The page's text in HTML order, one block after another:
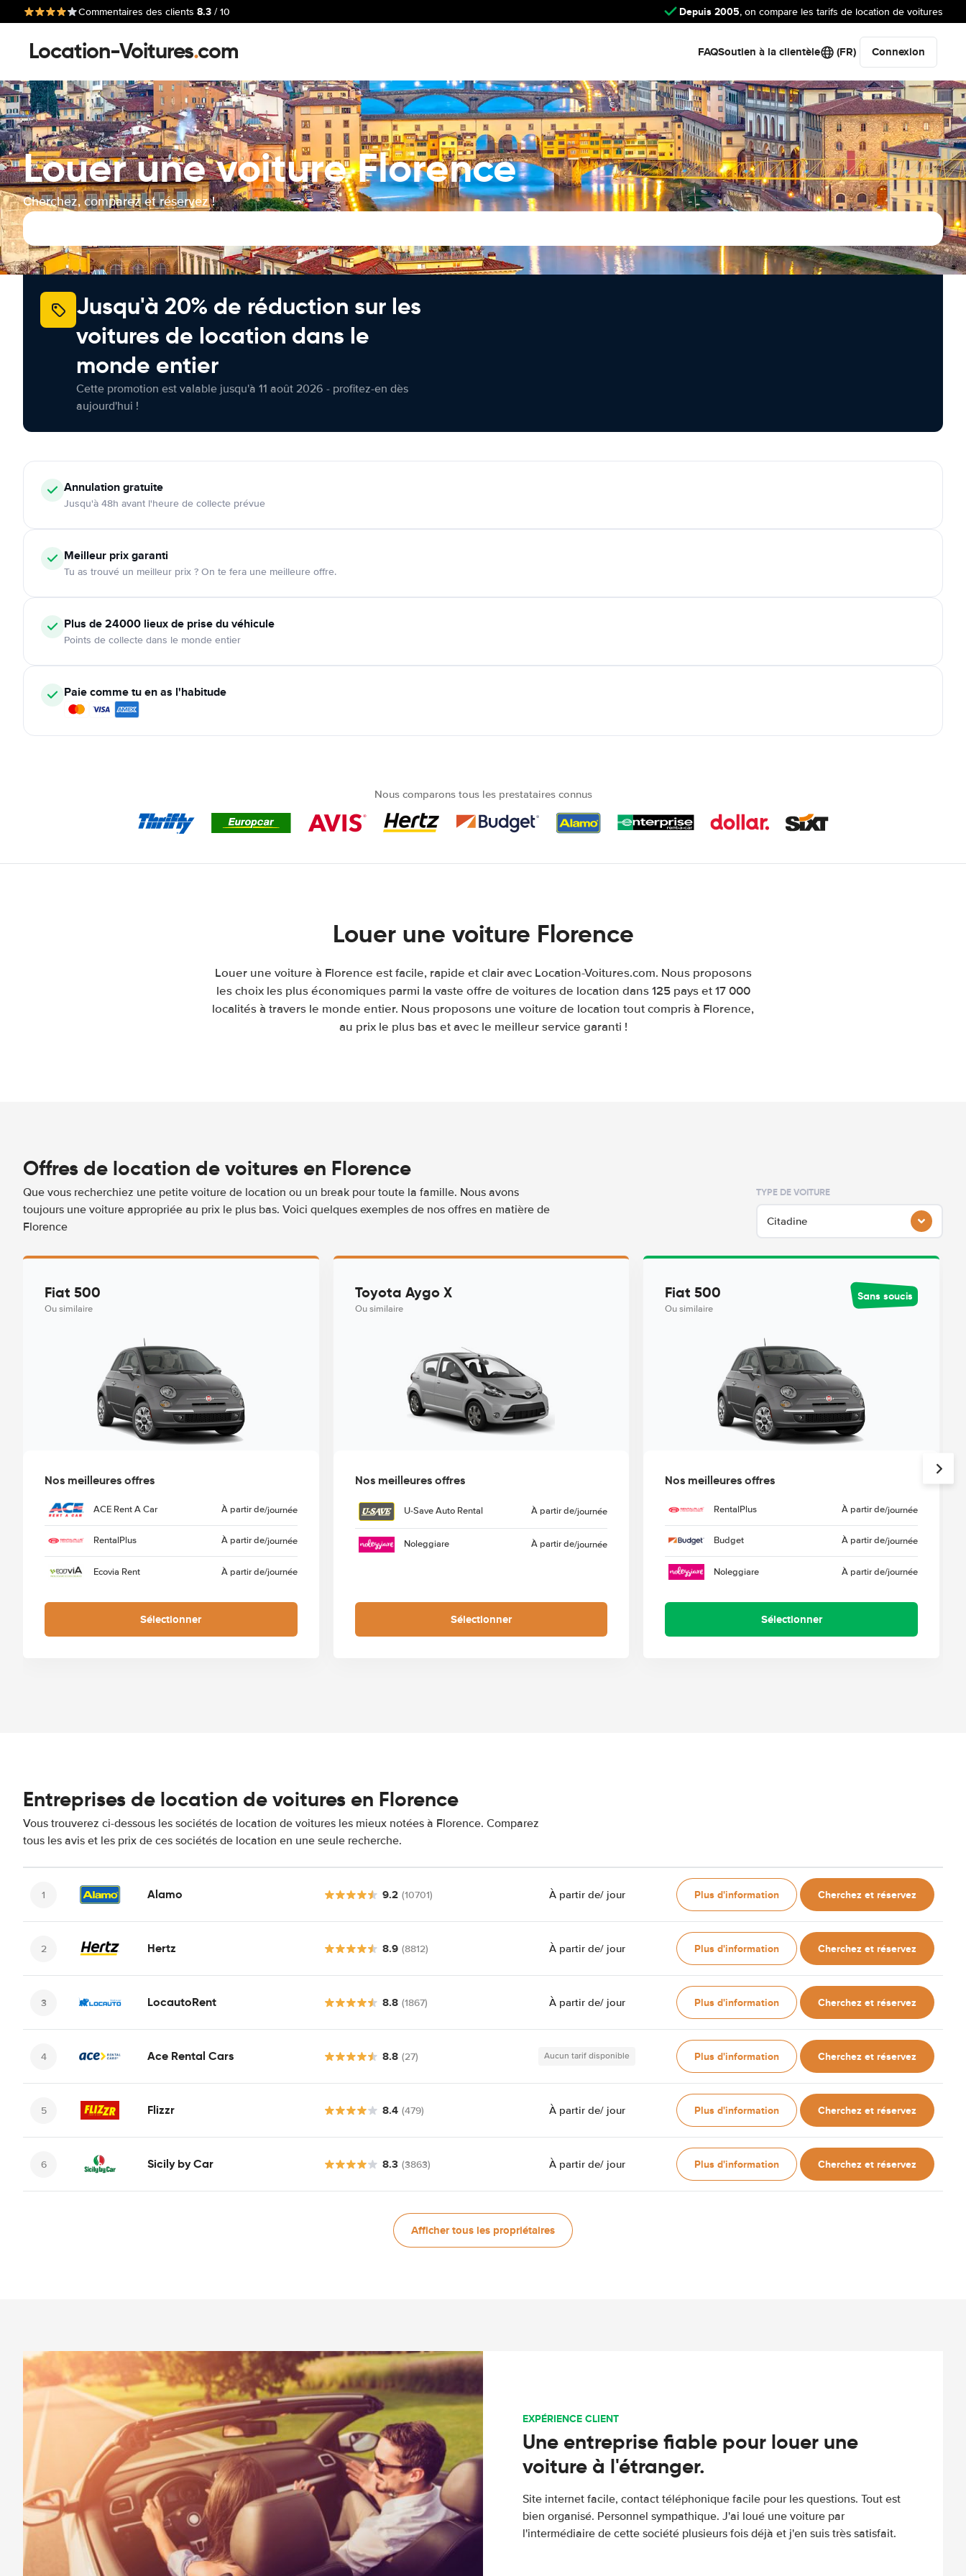
Commentaires des clients 8.3 / 10 Depuis 2005, on compare les tarifs de location de voitures
Location-Voitures.com FAQSoutien à la clientèle (FR) Connexion
Louer une voiture Florence
Cherchez, comparez et réservez !
Jusqu'à 20% de réduction sur les
voitures de location dans le
monde entier
Cette promotion est valable jusqu'à 11 août 2026 - profitez-en dès
aujourd'hui !
Annulationgratuite
Jusqu'à 48h avant l'heure de collecte prévue
Meilleur prix garanti
Tu as trouvé un meilleur prix ? On te fera une meilleure offre.
Plus de 24000 lieux de prise du véhicule
Points de collecte dans le monde entier
Paie comme tu en as l'habitude
Nous comparons tous les prestataires connus
Louer une voiture Florence
Louer une voiture à Florence est facile, rapide et clair avec Location-Voitures.com. Nous proposons
les choix les plus économiques parmi la vaste offre de voitures de location dans 125 pays et 17 000
localités à travers le monde entier. Nous proposons une voiture de location tout compris à Florence,
au prix le plus bas et avec le meilleur service garanti !
Offres de location de voitures en Florence
Que vous recherchiez une petite voiture de location ou un break pour toute la famille. Nous avons
toujours une voiture appropriée au prix le plus bas. Voici quelques exemples de nos offres en matière de
Florence
TYPE DE VOITURE
Citadine
Fiat 500
Ou similaire
Nos meilleures offres
ACE Rent A Car À partir de/journée
RentalPlus À partir de/journée
Ecovia Rent À partir de/journée
Sélectionner
Toyota Aygo X
Ou similaire
Nos meilleures offres
U-Save Auto Rental À partir de/journée
Noleggiare À partir de/journée
Sélectionner
Fiat 500
Ou similaire
Sans soucis
Nos meilleures offres
RentalPlus À partir de/journée
Budget À partir de/journée
Noleggiare À partir de/journée
Sélectionner
Entreprises de location de voitures en Florence
Vous trouverez ci-dessous les sociétés de location de voitures les mieux notées à Florence. Comparez
tous les avis et les prix de ces sociétés de location en une seule recherche.
Alamo 9.2 (10701) À partir de/ jour Plus d'information Cherchez et réservez
Hertz 8.9 (8812) À partir de/ jour Plus d'information Cherchez et réservez
LocautoRent 8.8 (1867) À partir de/ jour Plus d'information Cherchez et réservez
Ace Rental Cars 8.8 (27) Aucun tarif disponible Plus d'information Cherchez et réservez
Flizzr 8.4 (479) À partir de/ jour Plus d'information Cherchez et réservez
Sicily by Car 8.3 (3863) À partir de/ jour Plus d'information Cherchez et réservez
Afficher tous les propriétaires
EXPÉRIENCE CLIENT
Une entreprise fiable pour louer une
voiture à l'étranger.
Site internet facile, contact téléphonique facile pour les questions. Tout est
bien organisé. Personnel sympathique. J'ai loué une voiture par
l'intermédiaire de cette société plusieurs fois déjà et j'en suis très satisfait.